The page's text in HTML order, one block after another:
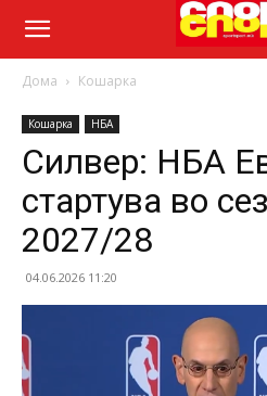
Дома Кошарка
Кошарка НБА
Силвер: НБА
стартува во
2027/28
04.06.2026 11:20